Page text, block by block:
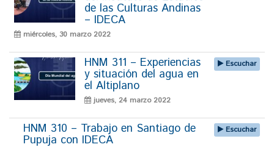
de las Culturas Andinas
– IDECA
miércoles, 30 marzo 2022
HNM 311 – Experiencias
y situación del agua en
el Altiplano
jueves, 24 marzo 2022
Escuchar
HNM 310 – Trabajo en Santiago de
Pupuja con IDECA
Escuchar